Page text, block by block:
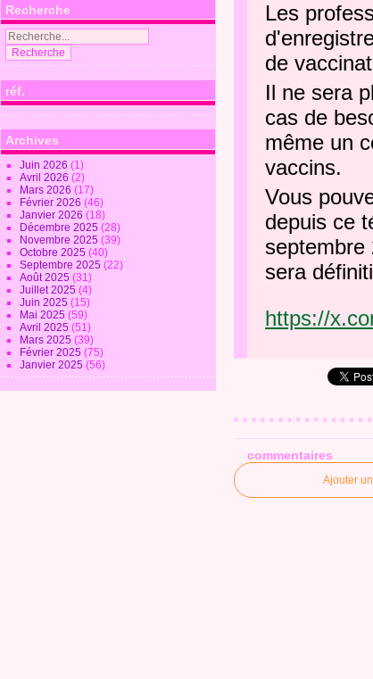
Recherche
réf.
Archives
Juin 2026(1)
Avril 2026(2)
Mars 2026(17)
Février 2026(46)
Janvier 2026(18)
Décembre 2025(28)
Novembre 2025(39)
Octobre 2025(40)
Septembre 2025(22)
Août 2025(31)
Juillet 2025(4)
Juin 2025(15)
Mai 2025(59)
Avril 2025(51)
Mars 2025(39)
Février 2025(75)
Janvier 2025(56)
Les
de
Il ne sera
cas de
même un
vaccins.
Vous
depuis ce
septembre
sera
https://
commentaires
Ajouter